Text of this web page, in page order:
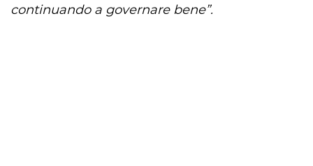
continuando a governare bene”.